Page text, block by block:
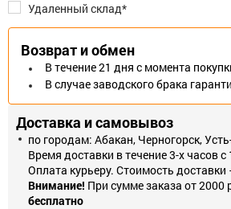
Удаленный склад*
Возврат и обмен
В течение 21 дня с момента
В случае заводского брака
Доставка и самовывоз
по городам: Абакан, Черногорск,
Время доставки в течение 3-х часов
Оплата курьеру. Стоимость доставки
Внимание! При сумме заказа от 2000
бесплатно